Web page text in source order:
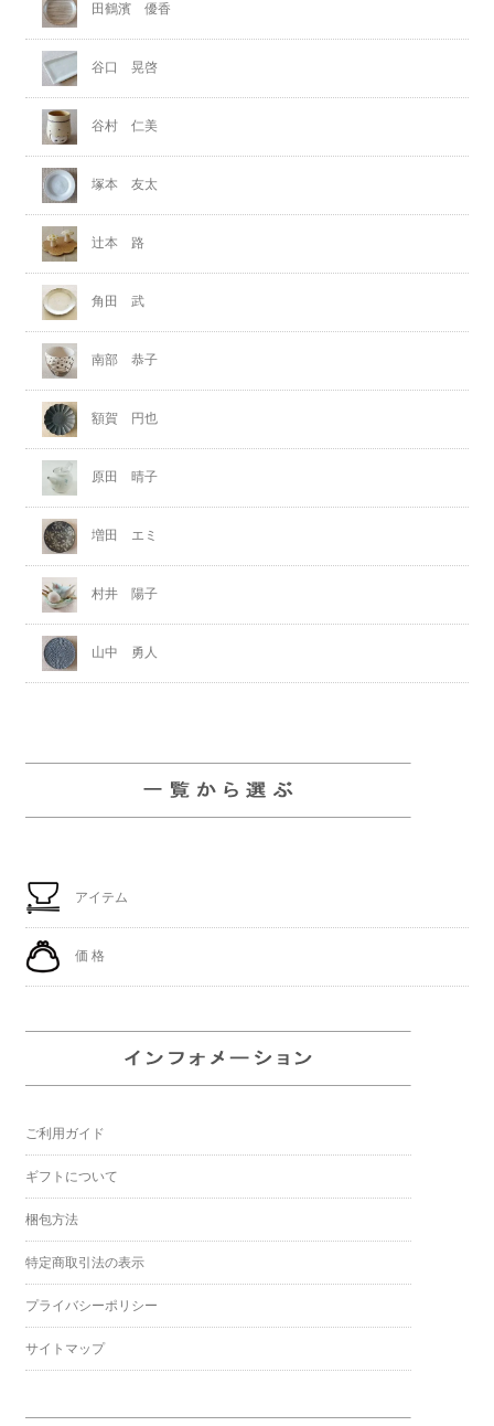
田鶴濱 優香
谷口 晃啓
谷村 仁美
塚本 友太
辻本 路
角田 武
南部 恭子
額賀 円也
原田 晴子
増田 エミ
村井 陽子
山中 勇人
アイテム
価 格
ご利用ガイド
ギフトについて
梱包方法
特定商取引法の表示
プライバシーポリシー
サイトマップ